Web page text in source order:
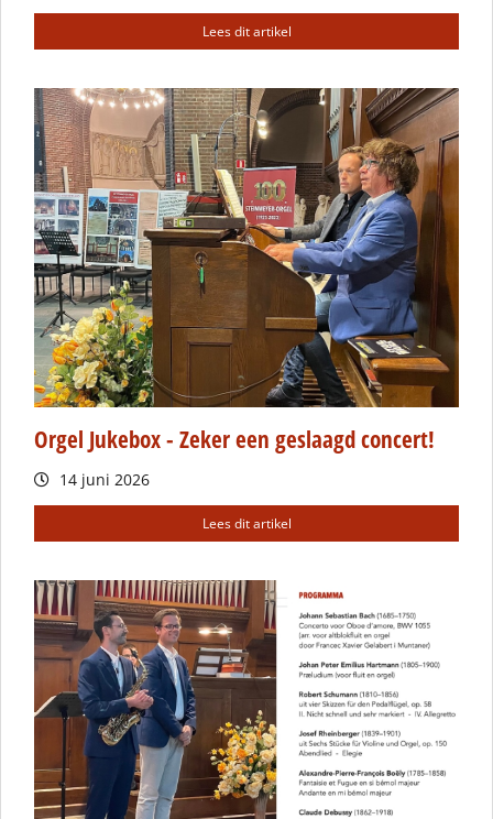
Lees dit artikel
Orgel Jukebox - Zeker een geslaagd concert!
14 juni 2026
Lees dit artikel